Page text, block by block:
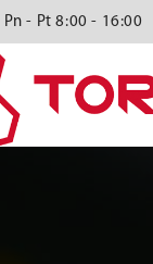
Pn - Pt 8:00 - 16:00